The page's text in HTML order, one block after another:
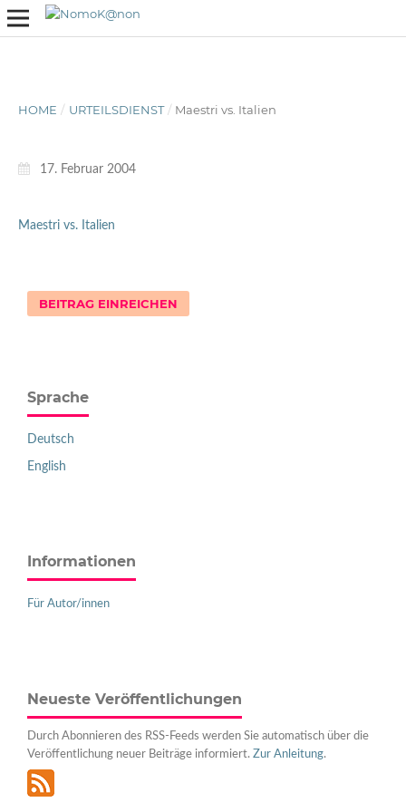
HOME / URTEILSDIENST / Maestri vs. Italien
17. Februar 2004
Maestri vs. Italien
BEITRAG EINREICHEN
Sprache
Deutsch
English
Informationen
Für Autor/innen
Neueste Veröffentlichungen
Durch Abonnieren des RSS-Feeds werden Sie automatisch über die
Veröffentlichung neuer Beiträge informiert. Zur Anleitung.